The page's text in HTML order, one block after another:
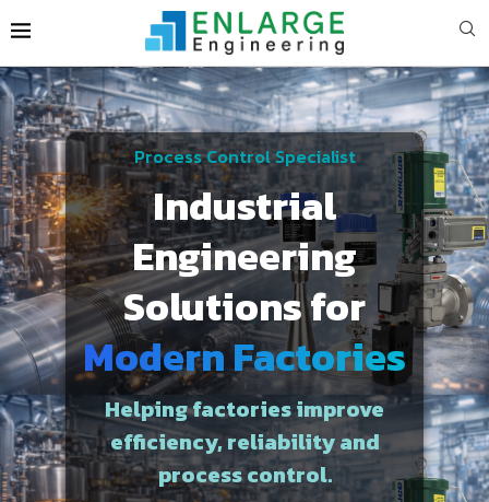
Process Control Specialist
Industrial
Engineering
Solutions for
Modern Factories
Helping factories improve
efficiency, reliability and
process control.